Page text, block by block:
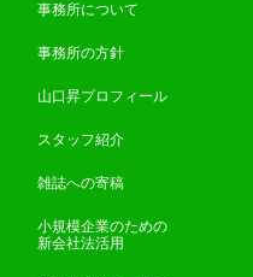
事務所について
事務所の方針
山口昇プロフィール
スタッフ紹介
雑誌への寄稿
小規模企業のための
新会社法活用